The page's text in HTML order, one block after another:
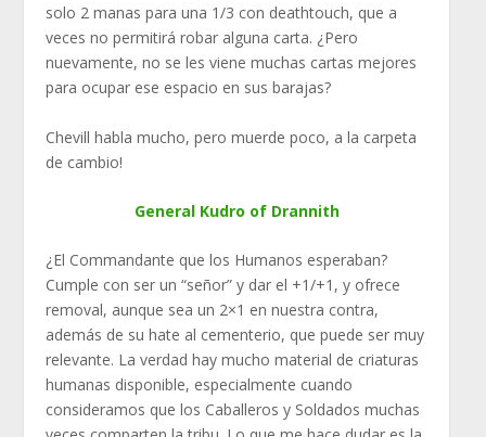
solo 2 manas para una 1/3 con deathtouch, que a
veces no permitirá robar alguna carta. ¿Pero
nuevamente, no se les viene muchas cartas mejores
para ocupar ese espacio en sus barajas?
Chevill habla mucho, pero muerde poco, a la carpeta
de cambio!
General Kudro of Drannith
¿El Commandante que los Humanos esperaban?
Cumple con ser un “señor” y dar el +1/+1, y ofrece
removal, aunque sea un 2×1 en nuestra contra,
además de su hate al cementerio, que puede ser muy
relevante. La verdad hay mucho material de criaturas
humanas disponible, especialmente cuando
consideramos que los Caballeros y Soldados muchas